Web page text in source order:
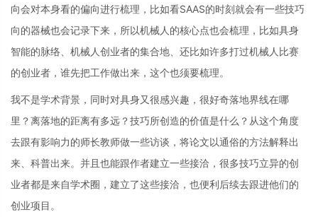
向会对本身看的偏向进行梳理，比如看SAAS的时刻就会有一些技巧
向的器械也会记录下来，所以机械人的核心点也会梳理，比如具身
智能的脉络、机械人创业者的集合地、还比如许多打过机械人比赛
的创业者，谁先把工作做出来，这个也须要梳理。
我不是学术背景，同时对具身又很感兴趣，很好奇落地界线在哪
里？离落地的距离有多远？技巧所创造的价值是什么？从这个角度
去跟有影响力的师长教师做一些访谈，将论文以通俗的方法解释出
来、科普出来。并且也能跟作者建立一些接洽，很多技巧立异的创
业者都是来自学术圈，建立了这些接洽，也便利后续去跟进他们的
创业项目。